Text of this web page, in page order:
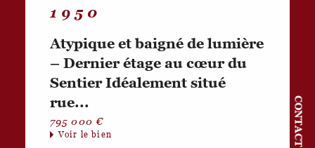
CONTACT
1950
Atypique et baigné de lumière
– Dernier étage au cœur du
Sentier Idéalement situé
rue...
795 000 €
Voir le bien